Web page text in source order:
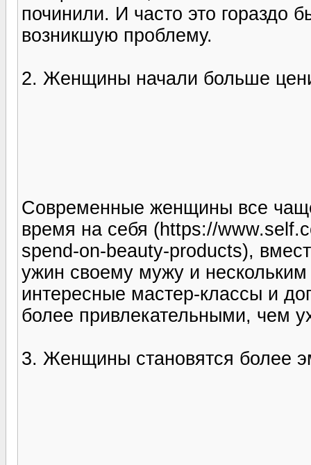
починили. И часто это гораздо
возникшую проблему.
2. Женщины начали больше
Современные женщины все
время на себя (https://
spend-on-beauty-products),
ужин своему мужу и
интересные мастер-классы и
более привлекательными, чем
3. Женщины становятся более